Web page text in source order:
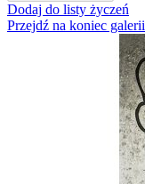
Dodaj do listy życzeń
Przejdź na koniec galerii